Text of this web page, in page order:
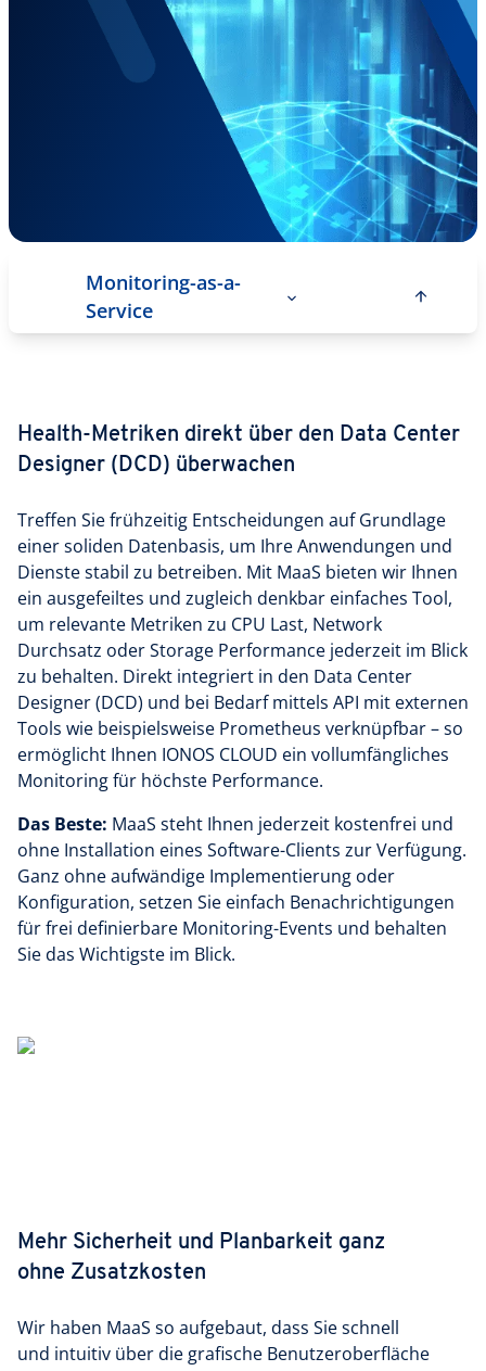
Monitoring-as-a-
Service
Health-Metriken direkt über den Data Center
Designer (DCD) überwachen
Treffen Sie frühzeitig Entscheidungen auf Grundlage
einer soliden Datenbasis, um Ihre Anwendungen und
Dienste stabil zu betreiben. Mit MaaS bieten wir Ihnen
ein ausgefeiltes und zugleich denkbar einfaches Tool,
um relevante Metriken zu CPU Last, Network
Durchsatz oder Storage Performance jederzeit im Blick
zu behalten. Direkt integriert in den Data Center
Designer (DCD) und bei Bedarf mittels API mit externen
Tools wie beispielsweise Prometheus verknüpfbar – so
ermöglicht Ihnen IONOS CLOUD ein vollumfängliches
Monitoring für höchste Performance.
Das Beste: MaaS steht Ihnen jederzeit kostenfrei und
ohne Installation eines Software-Clients zur Verfügung.
Ganz ohne aufwändige Implementierung oder
Konfiguration, setzen Sie einfach Benachrichtigungen
für frei definierbare Monitoring-Events und behalten
Sie das Wichtigste im Blick.
Mehr Sicherheit und Planbarkeit ganz
ohne Zusatzkosten
Wir haben MaaS so aufgebaut, dass Sie schnell
und intuitiv über die grafische Benutzeroberfläche